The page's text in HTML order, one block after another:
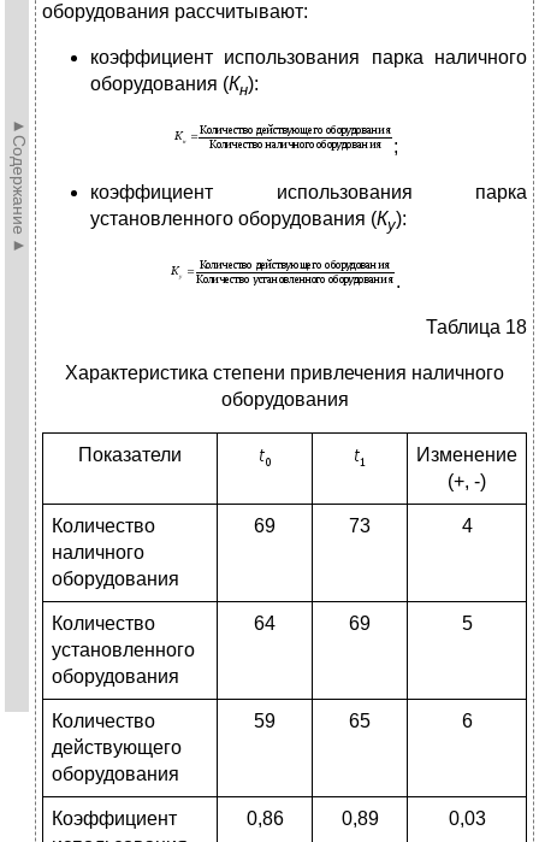
►Содержание►
оборудования рассчитывают:
коэффициент использования парка наличного
оборудования (Кн):
;
коэффициент использования парка
установленного оборудования (Ку):
.
Таблица 18
Характеристика степени привлечения наличного
оборудования
Показатели
Изменение
(+, -)
Количество
наличного
оборудования
69 73 4
Количество
установленного
оборудования
64 69 5
Количество
действующего
оборудования
59 65 6
Коэффициент
0,86 0,89 0,03